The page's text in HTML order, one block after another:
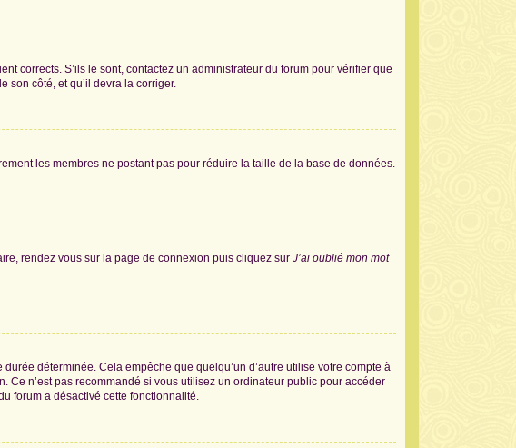
corrects. S’ils le sont, contactez un administrateur du forum pour vérifier que
son côté, et qu’il devra la corriger.
les membres ne postant pas pour réduire la taille de la base de données.
rendez vous sur la page de connexion puis cliquez sur J’ai oublié mon mot
déterminée. Cela empêche que quelqu’un d’autre utilise votre compte à
Ce n’est pas recommandé si vous utilisez un ordinateur public pour accéder
forum a désactivé cette fonctionnalité.